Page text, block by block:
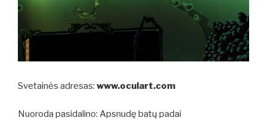
Svetainės adresas: www.oculart.com
Nuoroda pasidalino: Apsnudę batų padai